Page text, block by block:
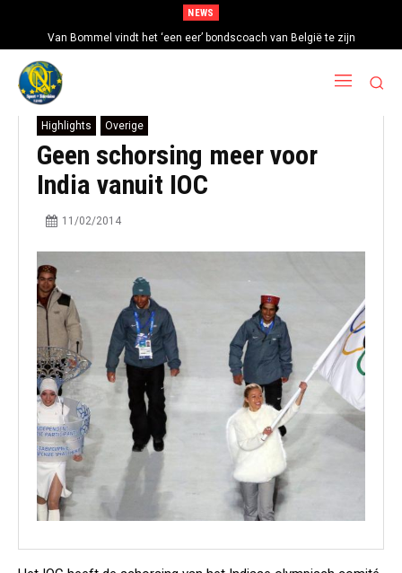
NEWS
Van Bommel vindt het ‘een eer’ bondscoach van België te zijn
Highlights Overige
Geen schorsing meer voor
India vanuit IOC
11/02/2014